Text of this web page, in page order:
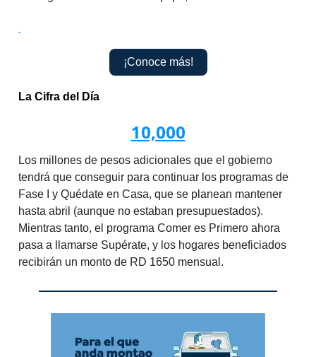
¡Conoce más!
La Cifra del Día
10,000
Los millones de pesos adicionales que el gobierno
tendrá que conseguir para continuar los programas de
Fase I y Quédate en Casa, que se planean mantener
hasta abril (aunque no estaban presupuestados).
Mientras tanto, el programa Comer es Primero ahora
pasa a llamarse Supérate, y los hogares beneficiados
recibirán un monto de RD 1650 mensual.